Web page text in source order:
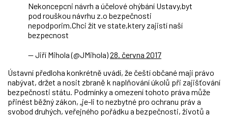
Nekoncepcni návrh a účelové ohýbání Ustavy,byt
pod rouškou návrhu z.o bezpečnosti
nepodporim.Chci žít ve state,ktery zajistí naší
bezpecnost
— Jiří Mihola (@JMihola)28. června 2017
Ústavní předloha konkrétně uvádí, že čeští občané mají právo
nabývat, držet a nosit zbraně k naplňování úkolů při zajišťování
bezpečnosti státu. Podmínky a omezení tohoto práva může
přinést běžný zákon, „je-li to nezbytné pro ochranu práv a
svobod druhých, veřejného pořádku a bezpečnosti, životů a